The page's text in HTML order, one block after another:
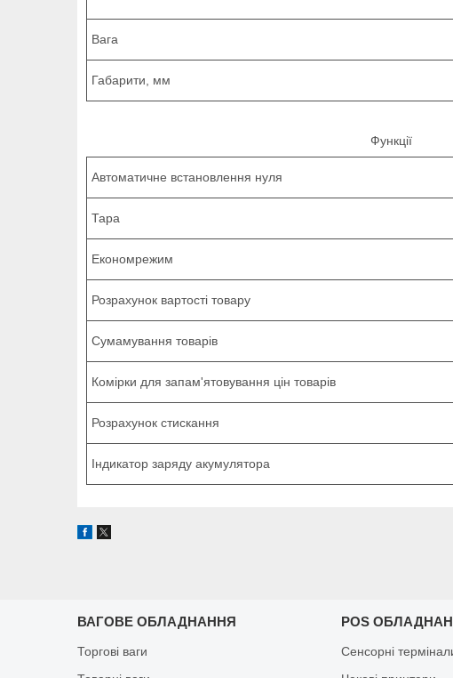
Вага
Габарити, мм
Функції
Автоматичне встановлення нуля
Тара
Економрежим
Розрахунок вартості товару
Сумамування товарів
Комірки для запам'ятовування цін товарів
Розрахунок стискання
Індикатор заряду акумулятора
ВАГОВЕ ОБЛАДНАННЯ
Торгові ваги
POS
Сенсорні